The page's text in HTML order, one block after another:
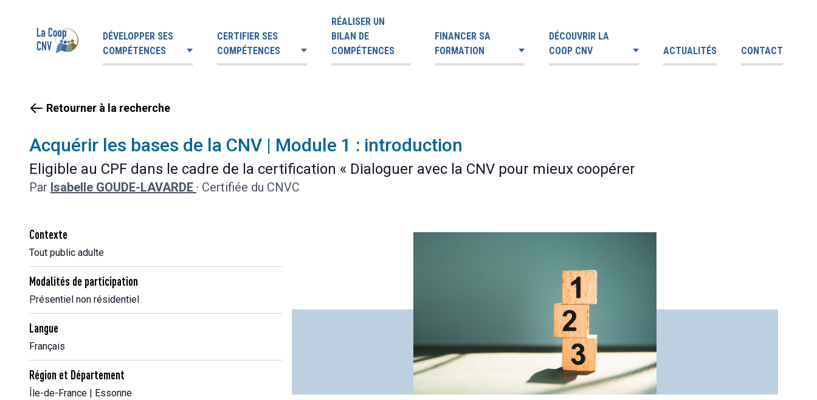
DÉVELOPPER SES
COMPÉTENCES
CERTIFIER SES
COMPÉTENCES
RÉALISER UN
BILAN DE
COMPÉTENCES
FINANCER SA
FORMATION
DÉCOUVRIR LA
COOP CNV
ACTUALITÉS CONTACT
Retourner à la recherche
Acquérir les bases de la CNV | Module 1 : introduction
Eligible au CPF dans le cadre de la certification « Dialoguer avec la CNV pour mieux coopérer
Par Isabelle GOUDE-LAVARDE · Certifiée du CNVC
Contexte
Tout public adulte
Modalités de participation
Présentiel non résidentiel
Langue
Français
Région et Département
Île-de-France | Essonne